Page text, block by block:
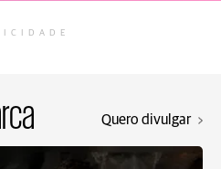
Quero divulgar